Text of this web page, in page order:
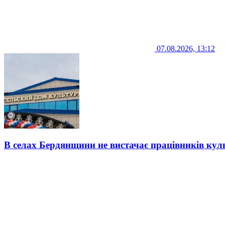
07.08.2026, 13:12
В селах Бердянщини не вистачає працівників